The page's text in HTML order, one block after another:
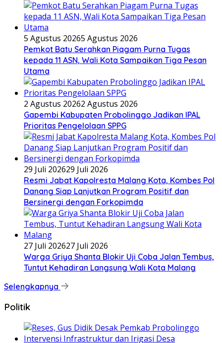
5 Agustus 20265 Agustus 2026
Pemkot Batu Serahkan Piagam Purna Tugas
kepada 11 ASN, Wali Kota Sampaikan Tiga Pesan
Utama
2 Agustus 20262 Agustus 2026
Gapembi Kabupaten Probolinggo Jadikan IPAL
Prioritas Pengelolaan SPPG
29 Juli 202629 Juli 2026
Resmi Jabat Kapolresta Malang Kota, Kombes Pol
Danang Siap Lanjutkan Program Positif dan
Bersinergi dengan Forkopimda
27 Juli 202627 Juli 2026
Warga Griya Shanta Blokir Uji Coba Jalan Tembus,
Tuntut Kehadiran Langsung Wali Kota Malang
Selengkapnya
Politik